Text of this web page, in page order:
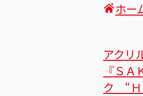
ホー
アクリ
『Ｓ
ク “Ｈ